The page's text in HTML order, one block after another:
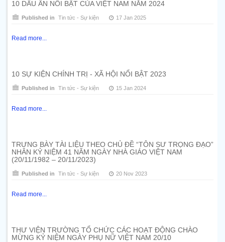
10 DẤU ẤN NỔI BẬT CỦA VIỆT NAM NĂM 2024
Published in Tin tức - Sự kiện 17 Jan 2025
Read more...
10 SỰ KIỆN CHÍNH TRỊ - XÃ HỘI NỔI BẬT 2023
Published in Tin tức - Sự kiện 15 Jan 2024
Read more...
TRƯNG BÀY TÀI LIỆU THEO CHỦ ĐỀ “TÔN SƯ TRỌNG ĐẠO”
NHÂN KỶ NIỆM 41 NĂM NGÀY NHÀ GIÁO VIỆT NAM
(20/11/1982 – 20/11/2023)
Published in Tin tức - Sự kiện 20 Nov 2023
Read more...
THƯ VIỆN TRƯỜNG TỔ CHỨC CÁC HOẠT ĐỘNG CHÀO
MỪNG KỶ NIỆM NGÀY PHỤ NỮ VIỆT NAM 20/10